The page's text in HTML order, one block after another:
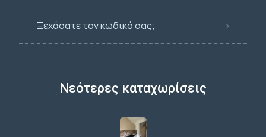
Ξεχάσατε τον κωδικό σας;
Νεότερες καταχωρίσεις